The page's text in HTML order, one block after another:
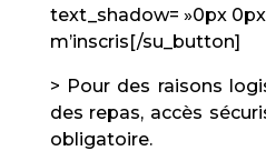
text_shadow= »0px
m’inscris[/su_button]
> Pour des raisons
des repas, accès
obligatoire.